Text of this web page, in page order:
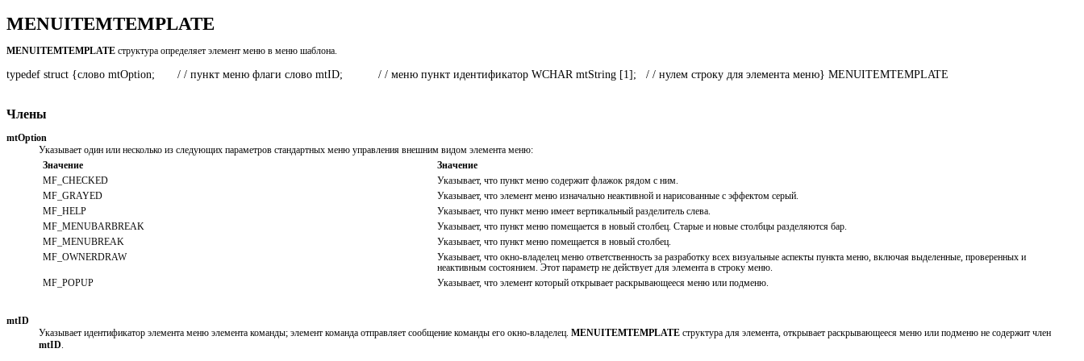
MENUITEMTEMPLATE
MENUITEMTEMPLATE структура определяет элемент меню в меню шаблона.
typedef struct {слово mtOption;       / / пункт меню флаги слово mtID;           / / меню пункт идентификатор WCHAR mtString [1];   / / нулем строку для элемента меню} MENUITEMTEMPLATE
Члены
mtOption
Указывает один или несколько из следующих параметров стандартных меню управления внешним видом элемента меню:
Значение
Значение
MF_CHECKED
Указывает, что пункт меню содержит флажок рядом с ним.
MF_GRAYED
Указывает, что элемент меню изначально неактивной и нарисованные с эффектом серый.
MF_HELP
Указывает, что пункт меню имеет вертикальный разделитель слева.
MF_MENUBARBREAK
Указывает, что пункт меню помещается в новый столбец. Старые и новые столбцы разделяются бар.
MF_MENUBREAK
Указывает, что пункт меню помещается в новый столбец.
MF_OWNERDRAW
Указывает, что окно-владелец меню ответственность за разработку всех визуальные аспекты пункта меню, включая выделенные, проверенных и
неактивным состоянием. Этот параметр не действует для элемента в строку меню.
MF_POPUP
Указывает, что элемент который открывает раскрывающееся меню или подменю.
mtID
Указывает идентификатор элемента меню элемента команды; элемент команда отправляет сообщение команды его окно-владелец. MENUITEMTEMPLATE структура для элемента, открывает раскрывающееся меню или подменю не содержит член
mtID.